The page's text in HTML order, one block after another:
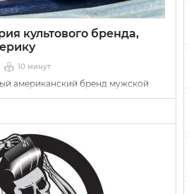
культового бренда,
10 минут
американский бренд мужской
укладки. От культовой помады до
популярные продукты уже в